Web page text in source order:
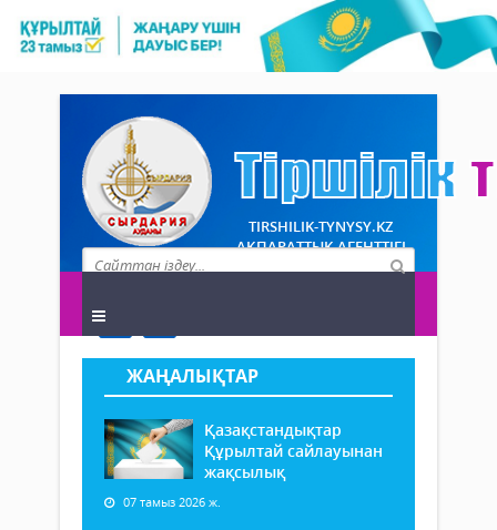
TIRSHILIK-TYNYSY.KZ
АҚПАРАТТЫҚ АГЕНТТІГІ
ЖАҢАЛЫҚТАР
Қазақстандықтар
Құрылтай сайлауынан
жақсылық
07 тамыз 2026 ж.